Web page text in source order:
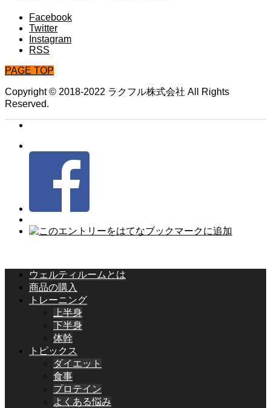
Facebook
Twitter
Instagram
RSS
PAGE TOP
Copyright © 2018-2022 ラクフル株式会社 All Rights
Reserved.
ウェルティルームとは
商品の購入
トレーニング
上半身
下半身
体幹
トピックス
ダイエット
食事
プロテイン
よくある悩み